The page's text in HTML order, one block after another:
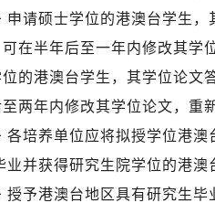
申请硕士学位的港澳台学生
在半年后至一年内修改其学
的港澳台学生，其学位论文
两年内修改其学位论文，重
各培养单位应将拟授学位港
业并获得研究生院学位的港
授予港澳台地区具有研究生